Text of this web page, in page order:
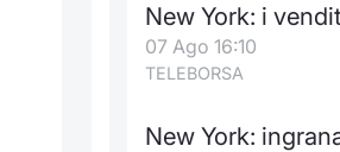
New York: i
07 Ago 16:10
TELEBORSA
New York: